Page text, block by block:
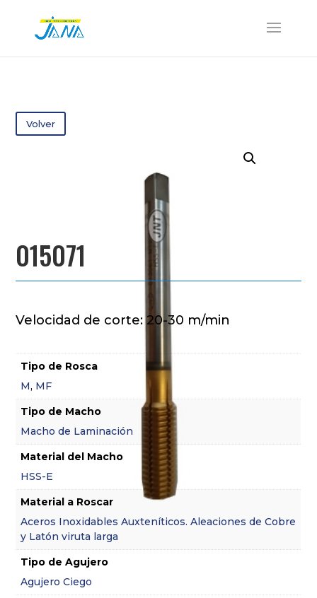
Volver
015071
Velocidad de corte: 20-30 m/min
Tipo de Rosca
M, MF
Tipo de Macho
Macho de Laminación
Material del Macho
HSS-E
Material a Roscar
Aceros Inoxidables Auxteníticos. Aleaciones de Cobre
y Latón viruta larga
Tipo de Agujero
Agujero Ciego